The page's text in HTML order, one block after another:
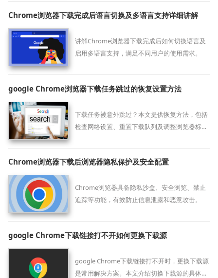
Chrome浏览器下载完成后语言切换及多语言支持详细讲解
讲解Chrome浏览器下载完成后如何切换语言及
启用多语言支持，满足不同用户的使用需求。
google Chrome浏览器下载任务跳过的恢复设置方法
下载任务被意外跳过？本文提供恢复方法，包括
检查网络设置、重置下载队列及调整浏览器标
Chrome浏览器下载后浏览器隐私保护及安全配置
Chrome浏览器具备隐私沙盒、安全浏览、禁止
追踪等功能，有效防止信息泄露和恶意攻击。
google Chrome下载链接打不开如何更换下载源
google Chrome下载链接打不开时，更换下载源
是常用解决方案。本文介绍切换下载源的具体操